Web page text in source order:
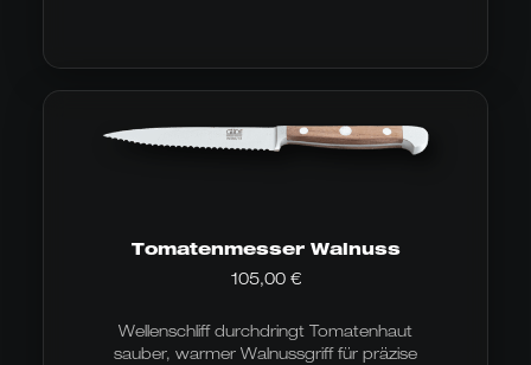
Tomatenmesser Walnuss
105,00 €
Wellenschliff durchdringt Tomatenhaut
sauber, warmer Walnussgriff für präzise